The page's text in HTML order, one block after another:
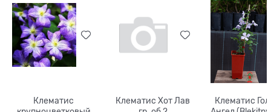
Клематис
Клематис Хот Лав
Клематис